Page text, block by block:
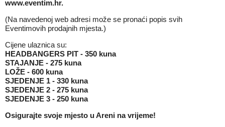
www.eventim.hr.
(Na navedenoj web adresi može se pronaći popis svih
Eventimovih prodajnih mjesta.)
Cijene ulaznica su:
HEADBANGERS PIT - 350 kuna
STAJANJE - 275 kuna
LOŽE - 600 kuna
SJEDENJE 1 - 330 kuna
SJEDENJE 2 - 275 kuna
SJEDENJE 3 - 250 kuna
Osigurajte svoje mjesto u Areni na vrijeme!